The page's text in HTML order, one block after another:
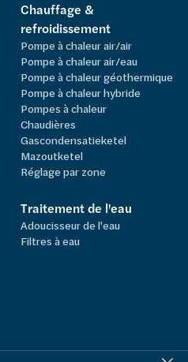
Chauffage &
refroidissement
Pompe à chaleur air/air
Pompe à chaleur air/eau
Pompe à chaleur géothermique
Pompe à chaleur hybride
Pompes à chaleur
Chaudières
Gascondensatieketel
Mazoutketel
Réglage par zone
Traitement de l'eau
Adoucisseur de l'eau
Filtres à eau